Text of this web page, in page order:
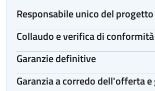
Responsabile unico del progetto
Collaudo e verifica di conformità
Garanzie definitive
Garanzia a corredo dell'offerta